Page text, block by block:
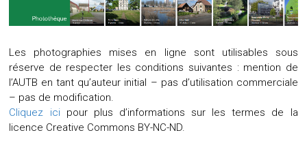
Les photographies mises en ligne sont utilisables sous
réserve de respecter les conditions suivantes : mention de
l’AUTB en tant qu’auteur initial – pas d’utilisation commerciale
– pas de modification.
Cliquez icipour plus d’informations sur les termes de la
licence Creative Commons BY-NC-ND.